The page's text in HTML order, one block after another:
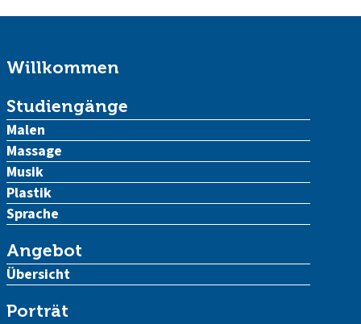
Willkommen
Studiengänge
Malen
Massage
Musik
Plastik
Sprache
Angebot
Übersicht
Porträt